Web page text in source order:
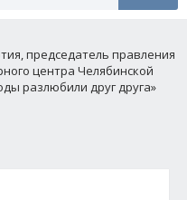
председатель правления
центра Челябинской
разлюбили друг друга»